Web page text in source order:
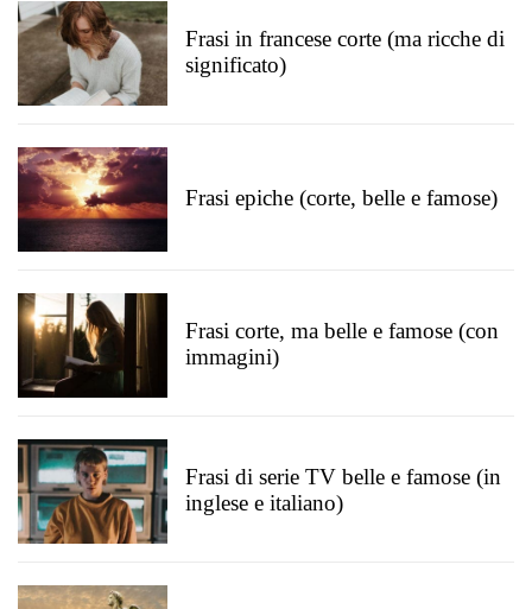
Frasi in francese corte (ma ricche di
significato)
Frasi epiche (corte, belle e famose)
Frasi corte, ma belle e famose (con
immagini)
Frasi di serie TV belle e famose (in
inglese e italiano)